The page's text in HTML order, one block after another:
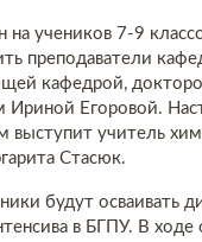
на учеников 7-9
преподаватели
кафедрой,
Ириной Егоровой.
выступит учитель
Стасюк.
будут осваивать
в БГПУ. В ходе